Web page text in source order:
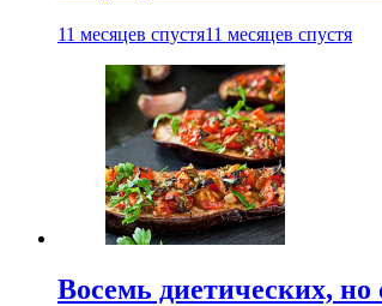
11 месяцев спустя11 месяцев спустя
Восемь диетических,